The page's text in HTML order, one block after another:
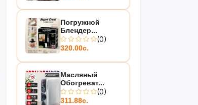
Погружной
Блендер...
(0)
320.00с.
Масляный
Обогреват...
(0)
311.88с.